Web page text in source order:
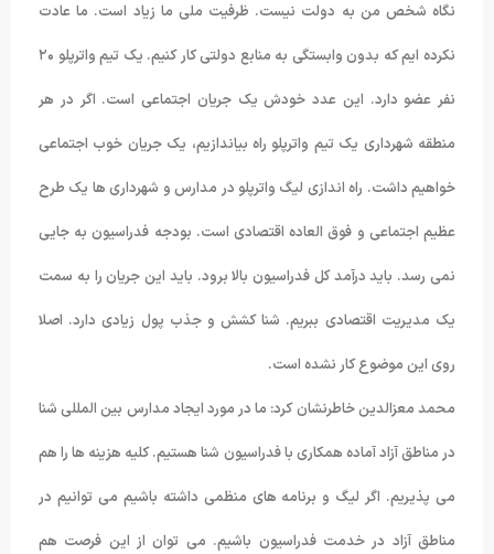
نگاه شخص من به دولت نیست. ظرفیت ملی ما زیاد است. ما عادت
نکرده ایم که بدون وابستگی به منابع دولتی کار کنیم. یک تیم واترپلو ۲۰
نفر عضو دارد. این عدد خودش یک جریان اجتماعی است. اگر در هر
منطقه شهرداری یک تیم واترپلو راه بیاندازیم، یک جریان خوب اجتماعی
خواهیم داشت. راه اندازی لیگ واترپلو در مدارس و شهرداری ها یک طرح
عظیم اجتماعی و فوق العاده اقتصادی است. بودجه فدراسیون به جایی
نمی رسد. باید درآمد کل فدراسیون بالا برود. باید این جریان را به سمت
یک مدیریت اقتصادی ببریم. شنا کشش و جذب پول زیادی دارد. اصلا
روی این موضوع کار نشده است.
محمد معزالدین خاطرنشان کرد: ما در مورد ایجاد مدارس بین المللی شنا
در مناطق آزاد آماده همکاری با فدراسیون شنا هستیم. کلیه هزینه ها را هم
می پذیریم. اگر لیگ و برنامه های منظمی داشته باشیم می توانیم در
مناطق آزاد در خدمت فدراسیون باشیم. می توان از این فرصت هم